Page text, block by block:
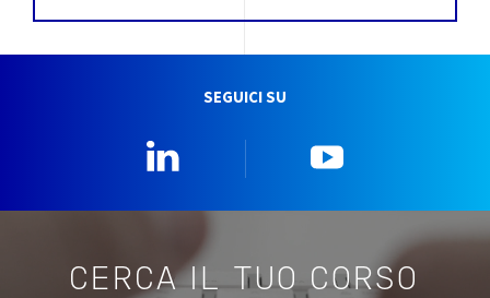
SEGUICI SU
CERCA IL TUO CORSO